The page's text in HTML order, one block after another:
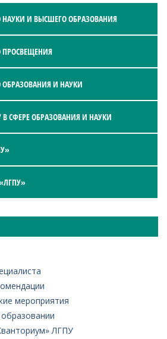
НАУКИ И ВЫСШЕГО ОБРАЗОВАНИЯ
ПРОСВЕЩЕНИЯ
И НАУКИ
СФЕРЕ ОБРАЗОВАНИЯ И НАУКИ
мероприятия
ЛГПУ